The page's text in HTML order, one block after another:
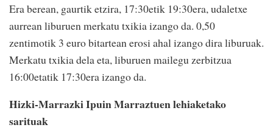
Era berean, gaurtik etzira, 17:30etik 19:30era, udaletxe
aurrean liburuen merkatu txikia izango da. 0,50
zentimotik 3 euro bitartean erosi ahal izango dira liburuak.
Merkatu txikia dela eta, liburuen mailegu zerbitzua
16:00etatik 17:30era izango da.
Hizki-Marrazki Ipuin Marraztuen lehiaketako
sarituak